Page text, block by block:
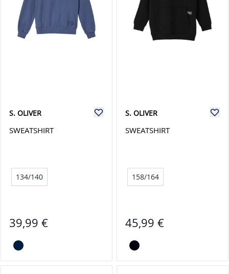
S. OLIVER
SWEATSHIRT
134/140
39,99 €
S. OLIVER
SWEATSHIRT
158/164
45,99 €